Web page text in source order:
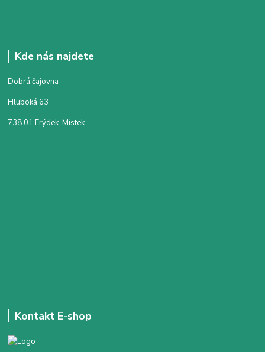
Kde nás najdete
Dobrá čajovna
Hluboká 63
738 01 Frýdek-Místek
Kontakt E-shop